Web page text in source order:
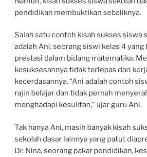
pendidikan membuktikan sebaliknya.
Salah satu contoh kisah sukses siswa
adalah Ani, seorang siswi kelas 4
prestasi dalam bidang matematika.
kesuksesannya tidak terlepas dari
kecerdasannya. “Ani adalah contoh
rajin belajar dan tidak pernah
menghadapi kesulitan,” ujar guru Ani.
Tak hanya Ani, masih banyak kisah
sekolah dasar lainnya yang patut
Dr. Nina, seorang pakar pendidikan,